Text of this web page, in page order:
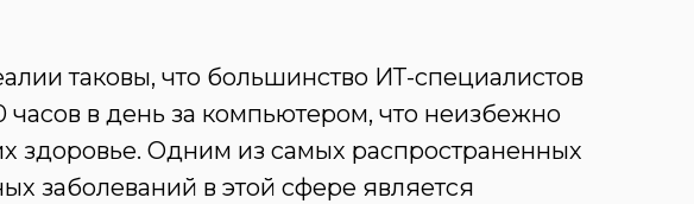
таковы, что большинство ИТ-специалистов
часов в день за компьютером, что неизбежно
здоровье. Одним из самых распространенных
заболеваний в этой сфере является